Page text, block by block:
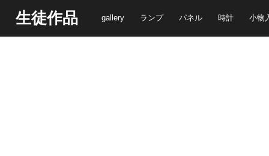
生徒作品 gallery ランプ パネル 時計 小物